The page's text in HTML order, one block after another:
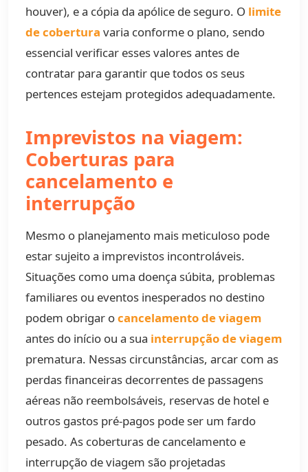
houver), e a cópia da apólice de seguro. O limite
de cobertura varia conforme o plano, sendo
essencial verificar esses valores antes de
contratar para garantir que todos os seus
pertences estejam protegidos adequadamente.
Imprevistos na viagem:
Coberturas para
cancelamento e
interrupção
Mesmo o planejamento mais meticuloso pode
estar sujeito a imprevistos incontroláveis.
Situações como uma doença súbita, problemas
familiares ou eventos inesperados no destino
podem obrigar ocancelamento de viagem
antes do início ou a sua interrupção de viagem
prematura. Nessas circunstâncias, arcar com as
perdas financeiras decorrentes de passagens
aéreas não reembolsáveis, reservas de hotel e
outros gastos pré-pagos pode ser um fardo
pesado. As coberturas de cancelamento e
interrupção de viagem são projetadas